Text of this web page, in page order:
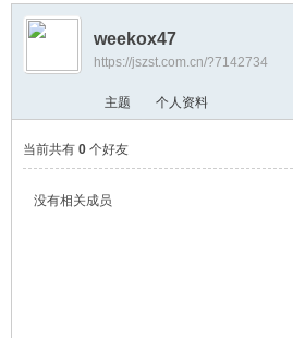
›
weekox47
https://jszst.com.cn/?7142734
主题 个人资料
当前共有 0个好友
没有相关成员